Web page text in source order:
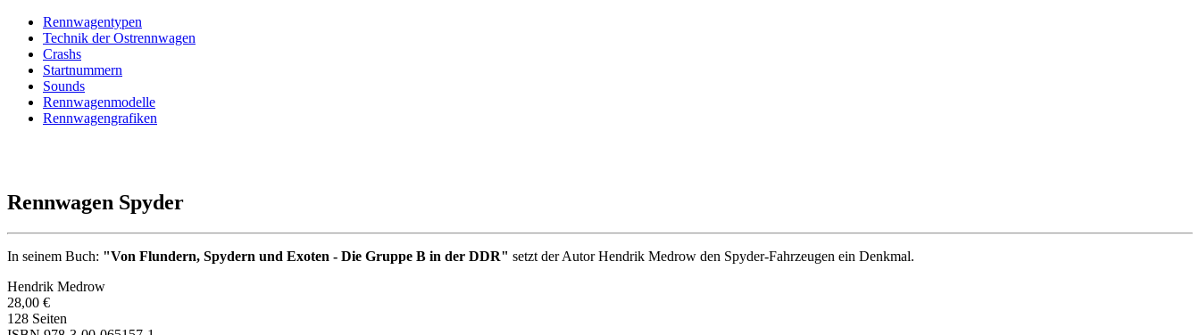
Rennwagentypen
Technik der Ostrennwagen
Crashs
Startnummern
Sounds
Rennwagenmodelle
Rennwagengrafiken
Rennwagen Spyder
In seinem Buch: "Von Flundern, Spydern und Exoten - Die Gruppe B in der DDR" setzt der Autor Hendrik Medrow den Spyder-Fahrzeugen ein Denkmal.
Hendrik Medrow
28,00 €
128 Seiten